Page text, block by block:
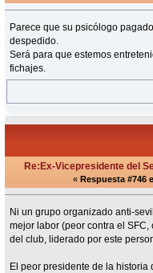
Parece que su psicólogo
despedido.
Será para que estemos
fichajes.
Re:Ex-Vicepresidente del
« Respuesta #746
Ni un grupo organizado anti-
mejor labor (peor contra el
del club, liderado por este
El peor presidente de la historia